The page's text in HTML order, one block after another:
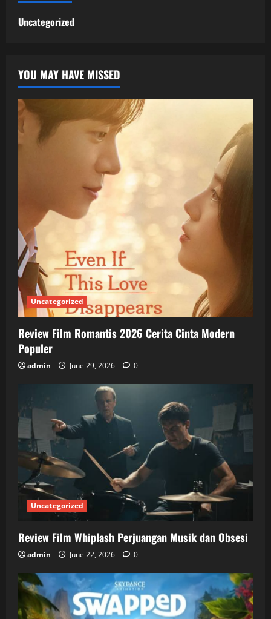
Uncategorized
YOU MAY HAVE MISSED
Uncategorized
Review Film Romantis 2026 Cerita Cinta Modern
Populer
admin June 29, 2026 0
Uncategorized
Review Film Whiplash Perjuangan Musik dan Obsesi
admin June 22, 2026 0